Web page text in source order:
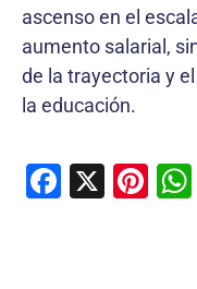
ascenso en el
aumento salarial,
de la trayectoria y
la educación.
F
X
Pi